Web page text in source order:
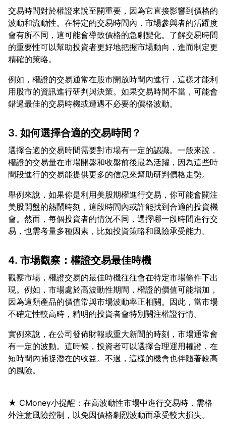
交易時間對於權證來說至關重要，因為它直接影響到價格的
波動和流動性。在特定的交易時間內，市場參與者的活躍度
會有所不同，這可能會導致價格的急劇變化。了解交易時間
的重要性可以幫助投資者更好地把握市場動向，進而制定更
例如，權證的交易通常在股市開放時間內進行，這樣才能利
用股市的資訊進行研判與決策。如果交易時間不當，可能會
3. 如何選擇合適的交易時間？
選擇合適的交易時間需要對市場有一定的認識。一般來說，
權證的交易量在市場開盤和收盤前後最為活躍，因為這些時
舉例來說，如果你是利用美股期權進行交易，你可能會關注
美股開盤的熱鬧時刻，這段時間內或許能找到合適的投資機
會。然而，每個投資者的情況不同，選擇哪一段時間進行交
4. 市場觀察：權證交易最佳時機
觀察市場，權證交易的最佳時機往往會在特定市場條件下出
現。例如，市場處於高波動性期間，權證的價值可能增加，
因為這類產品的價值常與市場波動率正相關。因此，當市場
實例來說，在公司發佈財報或重大新聞的時刻，市場通常會
有一定的波動。這時候，投資者可以選擇合理運用權證，在
短時間內捕捉潛在的收益。不過，這樣的機會也伴隨著較高
★ CMoney小提醒：在高波動性市場中進行交易時，需格